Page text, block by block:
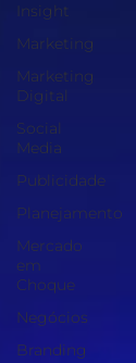
Insight
Marketing
Marketing
Digital
Social
Media
Publicidade
Planejamento
Mercado
em
Choque
Negócios
Branding